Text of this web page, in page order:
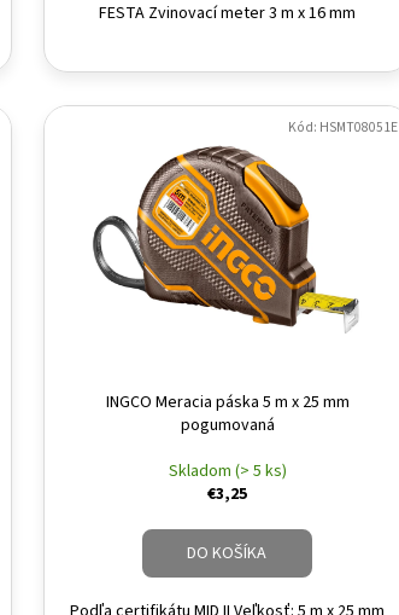
FESTA Zvinovací meter 3 m x 16 mm
INGCO Meracia páska 5 m x 25 mm
pogumovaná
Skladom (> 5 ks)
€3,25
DO KOŠÍKA
Kód: HSMT08051E